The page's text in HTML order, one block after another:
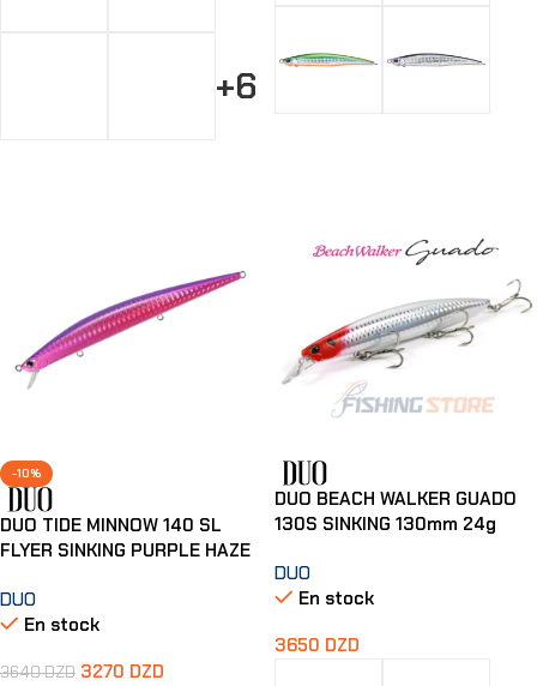
+6
-10%
DUO TIDE MINNOW 140 SL
FLYER SINKING PURPLE HAZE
DUO
En stock
3640DZD 3270 DZD
DUO BEACH WALKER GUADO
130S SINKING 130mm 24g
DUO
En stock
3650 DZD